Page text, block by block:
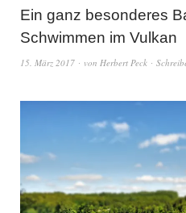
Ein ganz besonderes
Schwimmen im Vulkan
15. März 2017 von Herbert Peck